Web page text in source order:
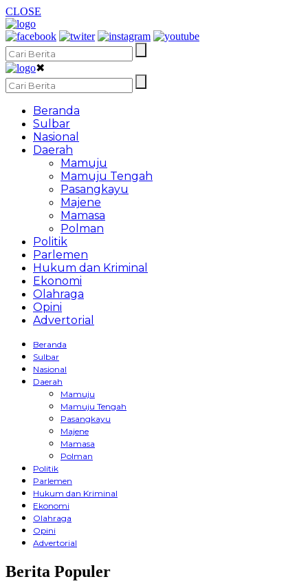
CLOSE
✖
Beranda
Sulbar
Nasional
Daerah
Mamuju
Mamuju Tengah
Pasangkayu
Majene
Mamasa
Polman
Politik
Parlemen
Hukum dan Kriminal
Ekonomi
Olahraga
Opini
Advertorial
Beranda
Sulbar
Nasional
Daerah
Mamuju
Mamuju Tengah
Pasangkayu
Majene
Mamasa
Polman
Politik
Parlemen
Hukum dan Kriminal
Ekonomi
Olahraga
Opini
Advertorial
Berita Populer